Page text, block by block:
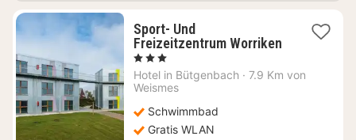
Sport- Und
Freizeitzentrum Worriken
1
Nacht
ab
€
, 3 Sterne
Hotel in Bütgenbach · 7.9 Km von
Weismes
Schwimmbad
Gratis WLAN